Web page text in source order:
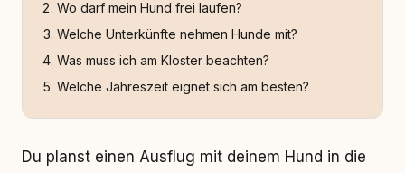
Wo darf mein Hund frei laufen?
Welche Unterkünfte nehmen Hunde mit?
Was muss ich am Kloster beachten?
Welche Jahreszeit eignet sich am besten?
Du planst einen Ausflug mit deinem Hund in die